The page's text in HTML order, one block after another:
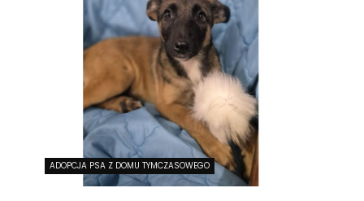
ADOPCJA PSA Z DOMU TYMCZASOWEGO